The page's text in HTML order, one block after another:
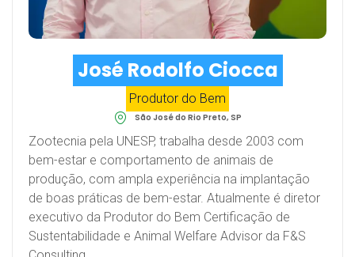
José Rodolfo Ciocca
Produtor do Bem
São José do Rio Preto, SP
Zootecnia pela UNESP, trabalha desde 2003 com
bem-estar e comportamento de animais de
produção, com ampla experiência na implantação
de boas práticas de bem-estar. Atualmente é diretor
executivo da Produtor do Bem Certificação de
Sustentabilidade e Animal Welfare Advisor da F&S